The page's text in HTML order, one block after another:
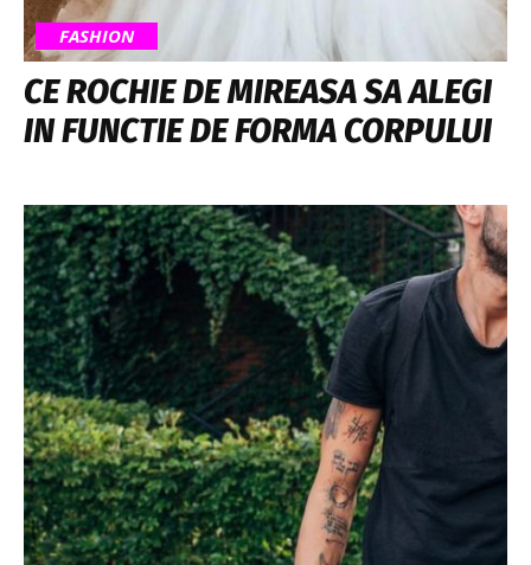
FASHION
CE ROCHIE DE MIREASA SA ALEGI
IN FUNCTIE DE FORMA CORPULUI